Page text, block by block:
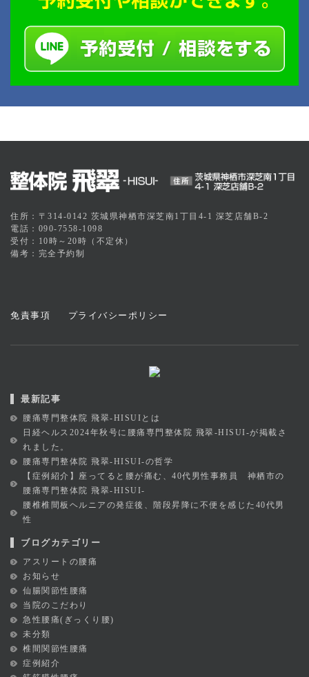
住所：〒314-0142 茨城県神栖市深芝南1丁目4-1 深芝店舗B-2
電話：090-7558-1098
受付：10時～20時（不定休）
備考：完全予約制
免責事項 プライバシーポリシー
最新記事
腰痛専門整体院 飛翠-HISUIとは
日経ヘルス2024年秋号に腰痛専門整体院 飛翠-HISUI-が掲載さ
れました。
腰痛専門整体院 飛翠-HISUI-の哲学
【症例紹介】座ってると腰が痛む、40代男性事務員 神栖市の
腰痛専門整体院 飛翠-HISUI-
腰椎椎間板ヘルニアの発症後、階段昇降に不便を感じた40代男
性
ブログカテゴリー
アスリートの腰痛
お知らせ
仙腸関節性腰痛
当院のこだわり
急性腰痛(ぎっくり腰)
未分類
椎間関節性腰痛
症例紹介